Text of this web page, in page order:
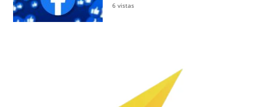
6 vistas